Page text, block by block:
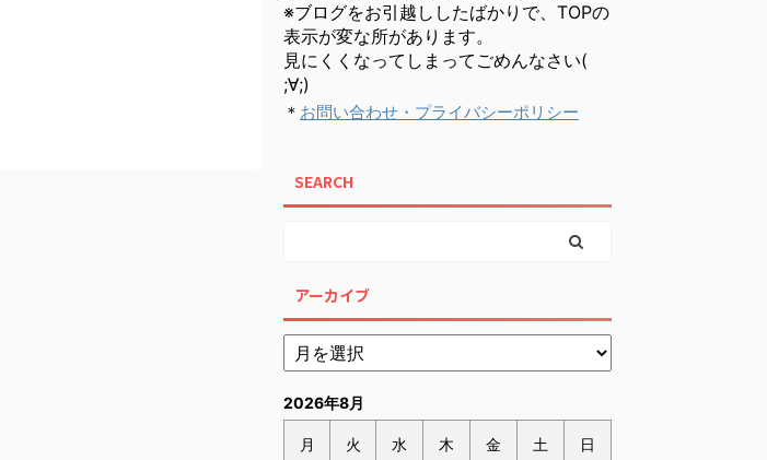
※ブログをお引越ししたばかりで、TOPの
表示が変な所があります。
見にくくなってしまってごめんなさい(
;∀;)
＊ お問い合わせ・プライバシーポリシー
SEARCH
アーカイブ
2026年8月
月 火 水 木 金 土 日